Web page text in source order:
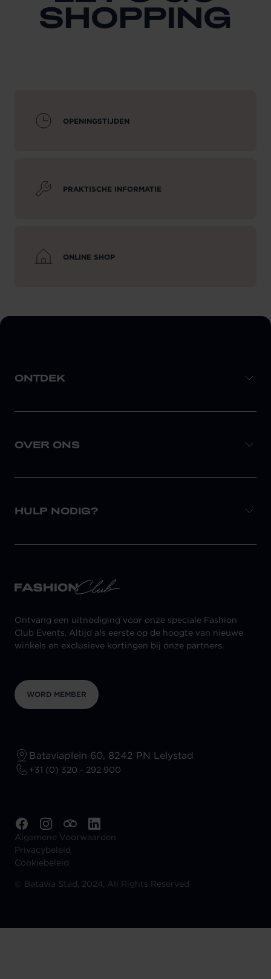
SHOPPING
OPENINGSTIJDEN
PRAKTISCHE INFORMATIE
ONLINE SHOP
ONTDEK
OVER ONS
HULP NODIG?
Ontvang een uitnodiging voor onze speciale Fashion
Club Events. Altijd als eerste op de hoogte van nieuwe
winkels en exclusieve kortingen bij onze partners.
WORD MEMBER
Bataviaplein 60, 8242 PN Lelystad
+31 (0) 320 - 292 900
Algemene Voorwaarden
Privacybeleid
Cookiebeleid
©
Batavia Stad, 2024, All Rights Reserved